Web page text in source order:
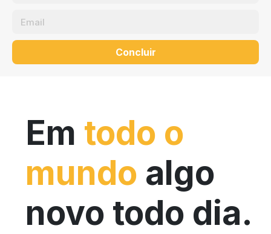
Concluir
Em todo o
mundo algo
novo todo dia.